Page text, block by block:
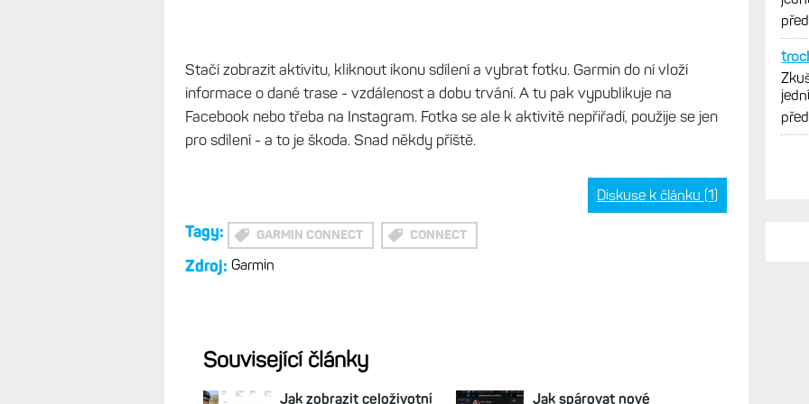
Stačí zobrazit aktivitu, kliknout ikonu sdílení a vybrat fotku. Garmin do ní vloží
informace o dané trase - vzdálenost a dobu trvání. A tu pak vypublikuje na
Facebook nebo třeba na Instagram. Fotka se ale k aktivitě nepřiřadí, použije se jen
pro sdílení - a to je škoda. Snad někdy příště.
Diskuse k článku (1)
Tagy: GARMIN CONNECT CONNECT
Zdroj: Garmin
Související články
Jak zobrazit celoživotní Jak spárovat nové